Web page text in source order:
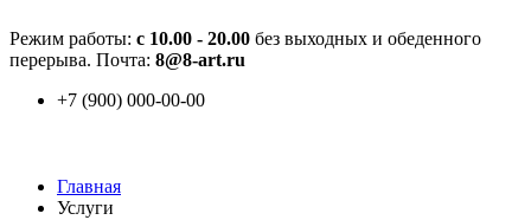
Режим работы: с 10.00 - 20.00 без выходных и обеденного
перерыва. Почта: 8@8-art.ru
+7 (900) 000-00-00
Главная
Услуги